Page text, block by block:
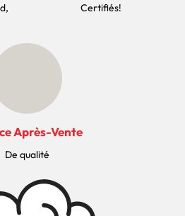
Certifiés!
Après-Vente
De qualité